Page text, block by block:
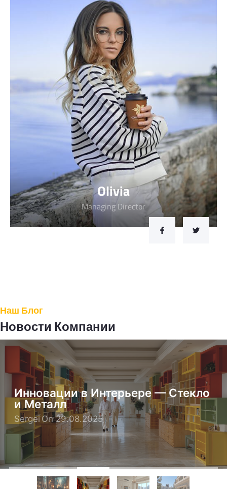
Olivia
Managing Director
Наш Блог
Новости Компании
Инновации в Интерьере — Стекло
и Металл
SergeiOn 29.08.2025